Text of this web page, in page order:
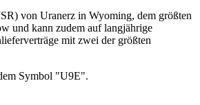
von Uranerz in Wyoming, dem größten
und kann zudem auf langjährige
mit zwei der größten
Symbol "U9E".